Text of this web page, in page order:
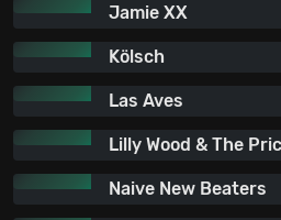
Jamie XX
Kölsch
Las Aves
Lilly Wood & The
Naive New Beaters